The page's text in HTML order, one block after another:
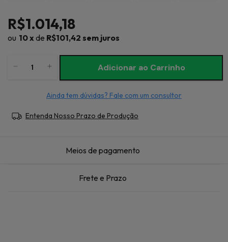
R$1.014,18
10x de R$101,42 sem juros
Ainda tem dúvidas? Fale com um consultor
Entenda Nosso Prazo de Produção
Meios de pagamento
Frete e Prazo